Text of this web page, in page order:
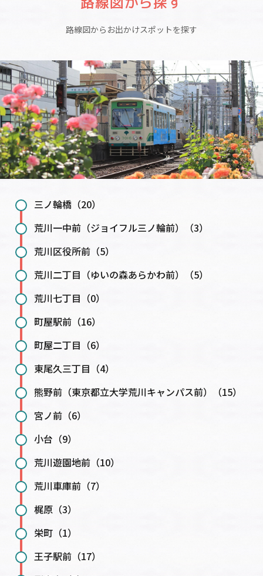
路線図からお出かけスポットを探す
三ノ輪橋（20）
荒川一中前（ジョイフル三ノ輪前）（3）
荒川区役所前（5）
荒川二丁目（ゆいの森あらかわ前）（5）
荒川七丁目（0）
町屋駅前（16）
町屋二丁目（6）
東尾久三丁目（4）
熊野前（東京都立大学荒川キャンパス前）（15）
宮ノ前（6）
小台（9）
荒川遊園地前（10）
荒川車庫前（7）
梶原（3）
栄町（1）
王子駅前（17）